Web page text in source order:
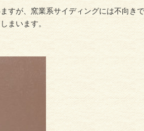
すが、窯業系サイディングには不向き
まいます。